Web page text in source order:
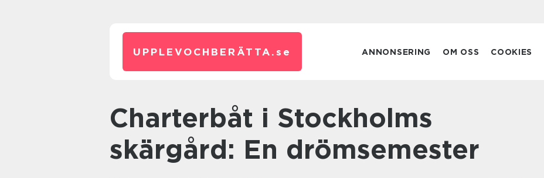
UPPLEVOCHBERÄTTA. se ANNONSERING OM OSS COOKIES
Charterbåt i Stockholms
skärgård: En drömsemester